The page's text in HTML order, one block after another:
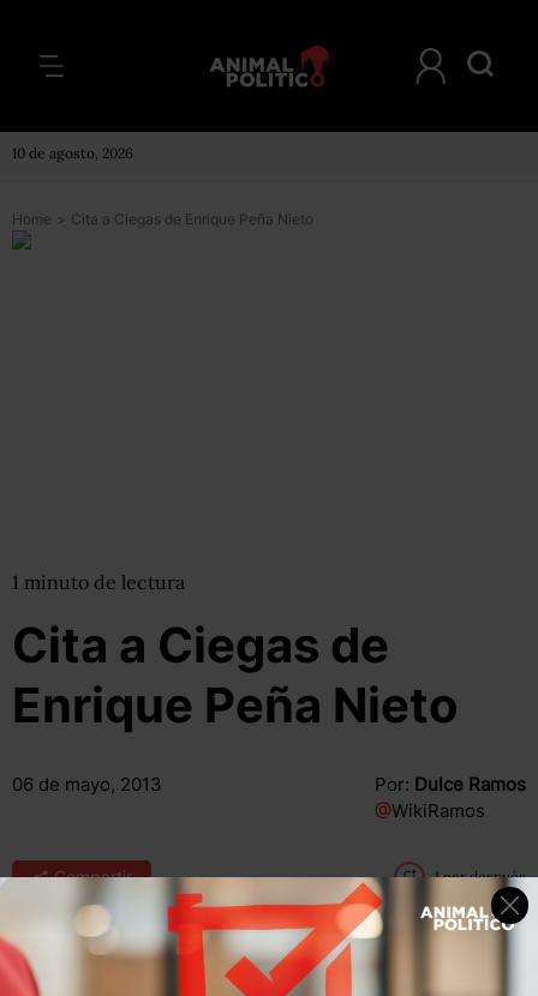
10 de agosto, 2026
Home > Cita a Ciegas de Enrique Peña Nieto
1 minuto de lectura
Cita a Ciegas de
Enrique Peña Nieto
06 de mayo, 2013 Por: Dulce Ramos
@WikiRamos
Compartir Leer después